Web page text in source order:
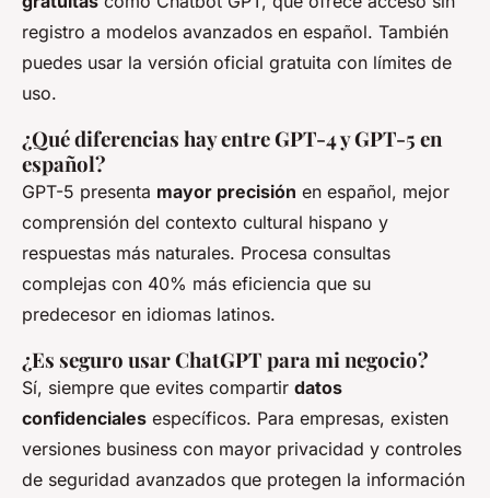
registro a modelos avanzados en español. También
puedes usar la versión oficial gratuita con límites de
uso.
¿Qué diferencias hay entre GPT-4 y GPT-5 en
español?
GPT-5 presenta mayor precisión en español, mejor
comprensión del contexto cultural hispano y
respuestas más naturales. Procesa consultas
complejas con 40% más eficiencia que su
predecesor en idiomas latinos.
¿Es seguro usar ChatGPT para mi negocio?
Sí, siempre que evites compartir datos
confidenciales específicos. Para empresas, existen
versiones business con mayor privacidad y controles
de seguridad avanzados que protegen la información